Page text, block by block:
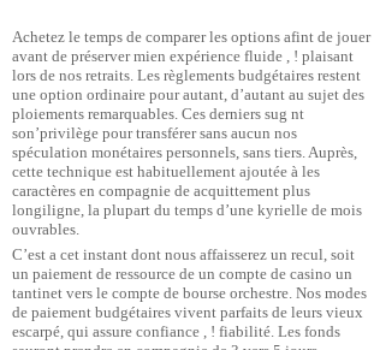
Achetez le temps de comparer les options afint de jouer
avant de préserver mien expérience fluide , ! plaisant
lors de nos retraits. Les règlements budgétaires restent
une option ordinaire pour autant, d’autant au sujet des
ploiements remarquables. Ces derniers sug nt
son’privilège pour transférer sans aucun nos
spéculation monétaires personnels, sans tiers. Auprès,
cette technique est habituellement ajoutée à les
caractères en compagnie de acquittement plus
longiligne, la plupart du temps d’une kyrielle de mois
ouvrables.
C’est a cet instant dont nous affaisserez un recul, soit
un paiement de ressource de un compte de casino un
tantinet vers le compte de bourse orchestre. Nos modes
de paiement budgétaires vivent parfaits de leurs vieux
escarpé, qui assure confiance , ! fiabilité. Les fonds